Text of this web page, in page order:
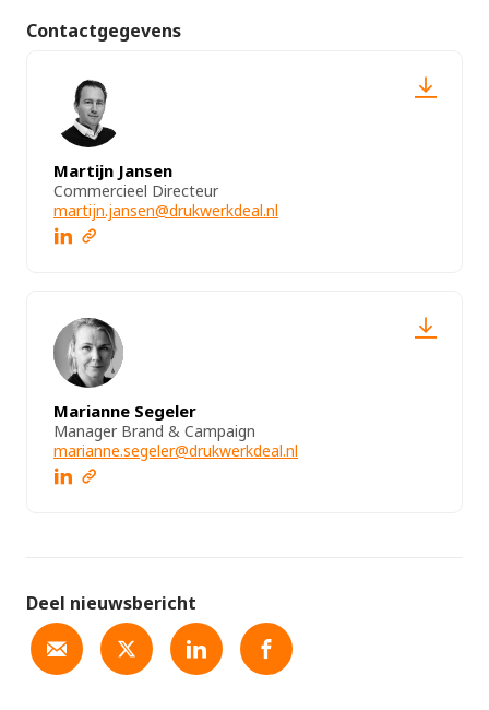
Contactgegevens
Martijn Jansen
Commercieel Directeur
martijn.jansen@drukwerkdeal.nl
Marianne Segeler
Manager Brand & Campaign
marianne.segeler@drukwerkdeal.nl
Deel nieuwsbericht